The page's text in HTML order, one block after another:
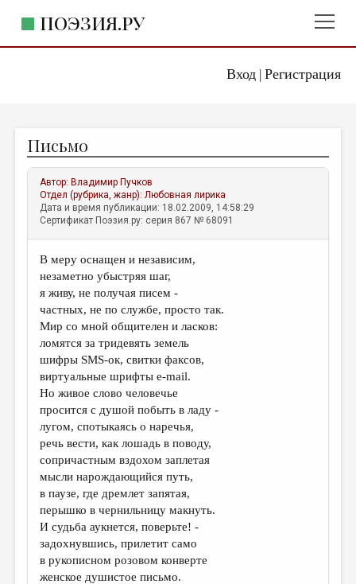
Вход| Регистрация
ПОЭЗИЯ.РУ
ЖАНРЫ
АВТОРЫ
КОММЕНТАРИИ
ЛИТСАЛОН
НОВОСТИ
ПРАВИЛА САЙТА
ОТДЕЛЫ И РУБРИКИ
ИЗБРАННОЕ
ДАЙДЖЕСТ
ПРОИЗВЕДЕНИЯ
ПЕРЕВОДЫ
КОНКУРСЫ
ДЕТСКАЯ КОМНАТА
КНИЖНАЯ ПОЛКА
ОБЗОР ЛИТЕРАТУРЫ
СТРАНИЦЫ ПАМЯТИ
Письмо
Автор: Владимир Пучков
Отдел (рубрика, жанр):Любовная лирика
Дата и время публикации: 18.02.2009, 14:58:29
Сертификат Поэзия.ру: серия 867 № 68091
В меру оснащен и независим,
незаметно убыстряя шаг,
я живу, не получая писем -
частных, не по службе, просто так.
Мир со мной общителен и ласков:
ломятся за тридевять земель
шифры SMS-ок, свитки факсов,
виртуальные шрифты e-mail.
Но живое слово человечье
просится с душой побыть в ладу -
лугом, спотыкаясь о наречья,
речь вести, как лошадь в поводу,
сопричастным вздохом заплетая
мысли нарождающийся путь,
в паузе, где дремлет запятая,
перышко в чернильницу макнуть.
И судьба аукнется, поверьте! -
задохнувшись, прилетит само
в рукописном розовом конверте
женское душистое письмо.